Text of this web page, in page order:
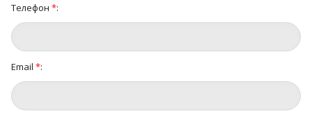
Телефон *:
Email *: